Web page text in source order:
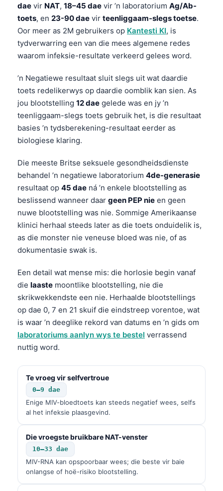
dae vir NAT, 18–45 dae vir ’n laboratorium Ag/Ab-
toets, en 23-90 dae vir teenliggaam-slegs toetse.
Oor meer as 2M gebruikers op Kantesti KI, is
tydverwarring een van die mees algemene redes
waarom infeksie-resultate verkeerd gelees word.
’n Negatiewe resultaat sluit slegs uit wat daardie
toets redelikerwys op daardie oomblik kan sien. As
jou blootstelling 12 dae gelede was en jy ’n
teenliggaam-slegs toets gebruik het, is die resultaat
basies ’n tydsberekening-resultaat eerder as
biologiese klaring.
Die meeste Britse seksuele gesondheidsdienste
behandel ’n negatiewe laboratorium 4de-generasie
resultaat op 45 dae ná ’n enkele blootstelling as
beslissend wanneer daar geen PEP nie en geen
nuwe blootstelling was nie. Sommige Amerikaanse
klinici herhaal steeds later as die toets onduidelik is,
as die monster nie veneuse bloed was nie, of as
dokumentasie swak is.
Een detail wat mense mis: die horlosie begin vanaf
die laaste moontlike blootstelling, nie die
skrikwekkendste een nie. Herhaalde blootstellings
op dae 0, 7 en 21 skuif die eindstreep vorentoe, wat
is waar ’n deeglike rekord van datums en ’n gids om
laboratoriums aanlyn wys te bestel verrassend
nuttig word.
Te vroeg vir selfvertroue
0–9 dae
Enige MIV-bloedtoets kan steeds negatief wees, selfs
al het infeksie plaasgevind.
Die vroegste bruikbare NAT-venster
10–33 dae
MIV-RNA kan opspoorbaar wees; die beste vir baie
onlangse of hoë-risiko blootstelling.